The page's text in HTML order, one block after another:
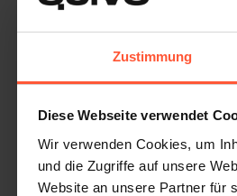
Zustimmung
Diese Webseite verwendet
Wir verwenden Cookies, um
und die Zugriffe auf unsere
Website an unsere Partner für